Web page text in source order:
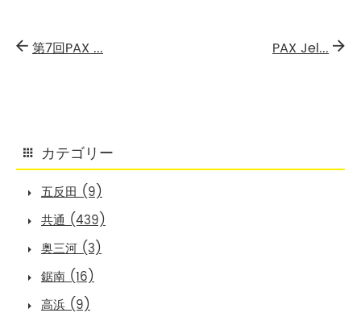
第7回PAX ... PAX Jel...
カテゴリー
五反田 (9)
共通 (439)
奥三河 (3)
鋸南 (16)
高浜 (9)